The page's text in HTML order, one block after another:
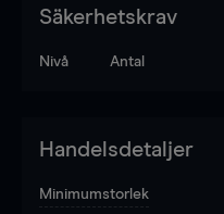
Säkerhetskrav
Nivå Antal
Handelsdetaljer
Minimumstorlek